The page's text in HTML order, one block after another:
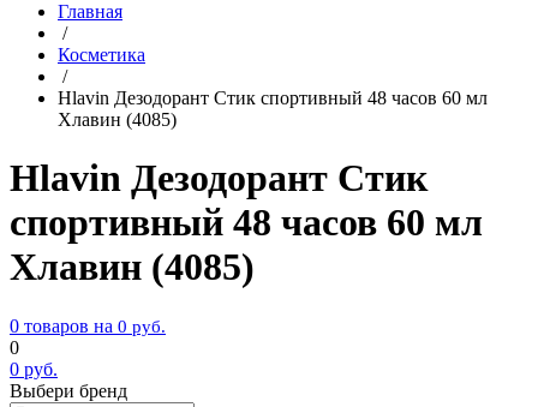
Главная
/
Косметика
/
Hlavin Дезодорант Стик спортивный 48 часов 60 мл
Хлавин (4085)
Hlavin Дезодорант Стик
спортивный 48 часов 60 мл
Хлавин (4085)
0 товаров на 0 руб.
0
0 руб.
Выбери бренд